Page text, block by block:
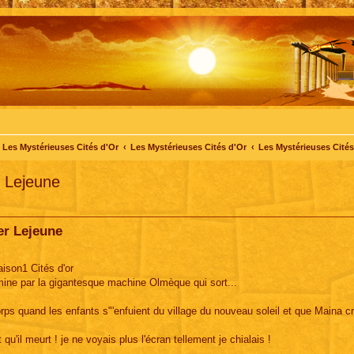
Les Mystérieuses Cités d'Or Les Mystérieuses Cités d'Or Les Mystérieuses
Lejeune
Cités d'or
par la gigantesque machine Olmèque qui sort...
quand les enfants s"'enfuient du village du nouveau soleil et que Maina
meurt ! je ne voyais plus l'écran tellement je chialais !